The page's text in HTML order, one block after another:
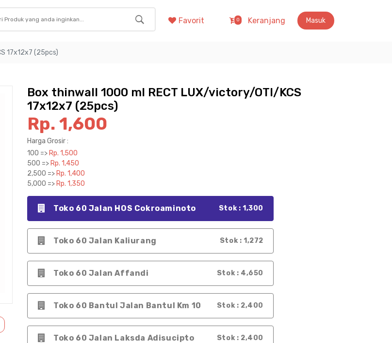
Favorit 0 Keranjang Masuk
17x12x7 (25pcs)
Box thinwall 1000 ml RECT LUX/victory/OTI/KCS
17x12x7 (25pcs)
Rp. 1,600
Harga Grosir :
100 => Rp. 1,500
500 => Rp. 1,450
2,500 => Rp. 1,400
5,000 => Rp. 1,350
Toko 60 Jalan HOS Cokroaminoto Stok : 1,300
Toko 60 Jalan Kaliurang Stok : 1,272
Toko 60 Jalan Affandi Stok : 4,650
Toko 60 Bantul Jalan Bantul Km 10 Stok : 2,400
Toko 60 Jalan Laksda Adisucipto Stok : 2,400